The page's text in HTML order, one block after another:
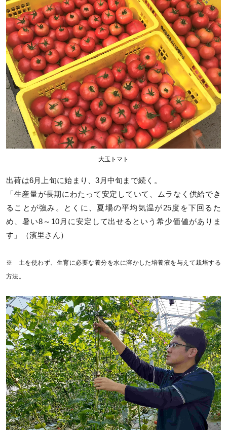
大玉トマト
出荷は6月上旬に始まり、3月中旬まで続く。
「生産量が長期にわたって安定していて、ムラなく供給でき
ることが強み。とくに、夏場の平均気温が25度を下回るた
め、暑い8～10月に安定して出せるという希少価値がありま
す」（濱里さん）
※ 土を使わず、生育に必要な養分を水に溶かした培養液を与えて栽培する
方法。